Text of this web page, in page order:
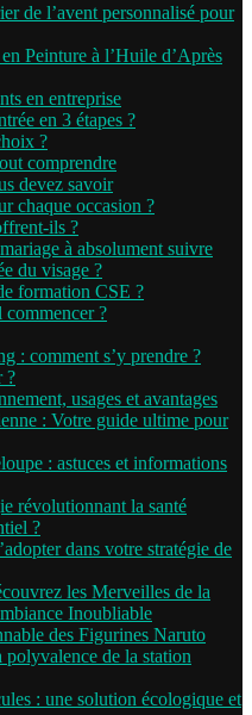
de l’avent personnalisé pour
Peinture à l’Huile d’Après
en entreprise
en 3 étapes ?
?
comprendre
devez savoir
chaque occasion ?
ils ?
à absolument suivre
du visage ?
formation CSE ?
commencer ?
: comment s’y prendre ?
?
usages et avantages
: Votre guide ultime pour
: astuces et informations
révolutionnant la santé
?
dans votre stratégie de
les Merveilles de la
Inoubliable
des Figurines Naruto
de la station
: une solution écologique et